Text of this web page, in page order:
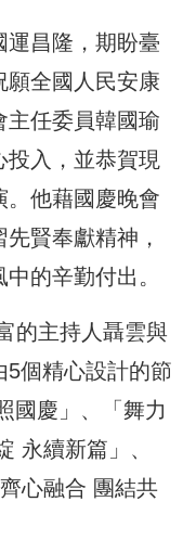
運昌隆，期盼臺
願全國人民安康
主任委員韓國瑜
投入，並恭賀現
。他藉國慶晚會
賢奉獻精神，
的辛勤付出。
的主持人聶雲與
5個精心設計的節
國慶」、「舞力
永續新篇」、
心融合 團結共